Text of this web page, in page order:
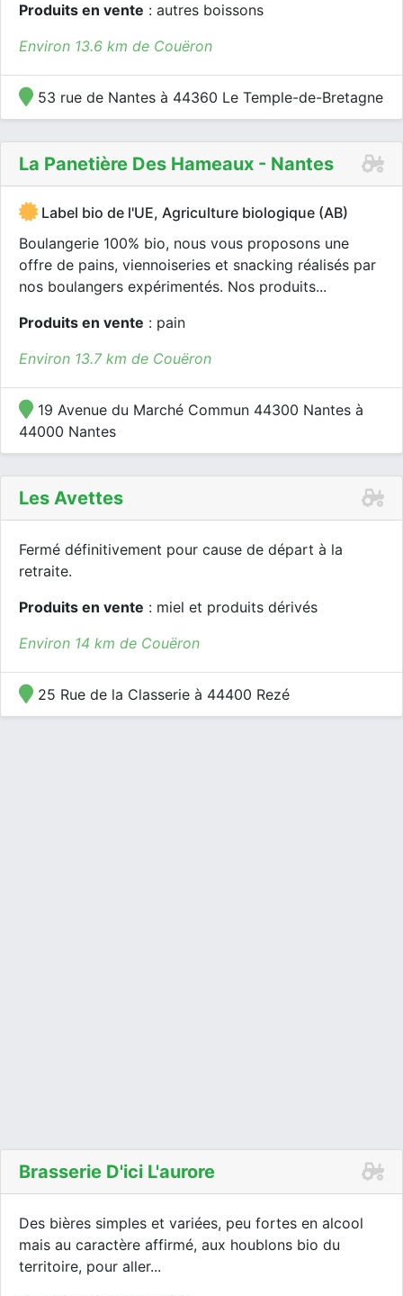
Produits en vente : autres boissons
Environ 13.6 km de Couëron
53 rue de Nantes à 44360 Le Temple-de-Bretagne
La Panetière Des Hameaux - Nantes
Label bio de l'UE, Agriculture biologique (AB)
Boulangerie 100% bio, nous vous proposons une
offre de pains, viennoiseries et snacking réalisés par
nos boulangers expérimentés. Nos produits...
Produits en vente : pain
Environ 13.7 km de Couëron
19 Avenue du Marché Commun 44300 Nantes à
44000 Nantes
Les Avettes
Fermé définitivement pour cause de départ à la
retraite.
Produits en vente : miel et produits dérivés
Environ 14 km de Couëron
25 Rue de la Classerie à 44400 Rezé
Brasserie D'ici L'aurore
Des bières simples et variées, peu fortes en alcool
mais au caractère affirmé, aux houblons bio du
territoire, pour aller...